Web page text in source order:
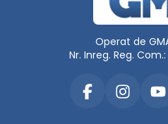
Operat de
Nr. Inreg. Reg.